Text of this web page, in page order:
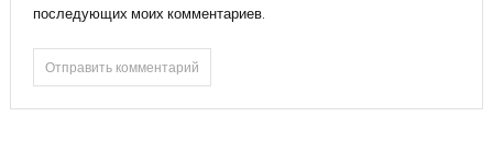
последующих моих комментариев.